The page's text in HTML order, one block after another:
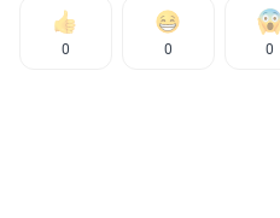
0 0 0